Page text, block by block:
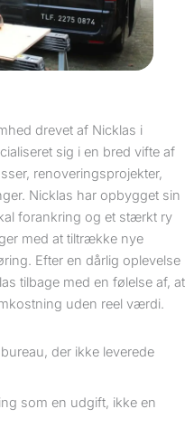
drevet af Nicklas i
sig i en bred vifte af
renoveringsprojekter,
Nicklas har opbygget sin
forankring og et stærkt ry
med at tiltrække nye
Efter en dårlig oplevelse
tilbage med en følelse af, at
uden reel værdi.
der ikke leverede
som en udgift, ikke en